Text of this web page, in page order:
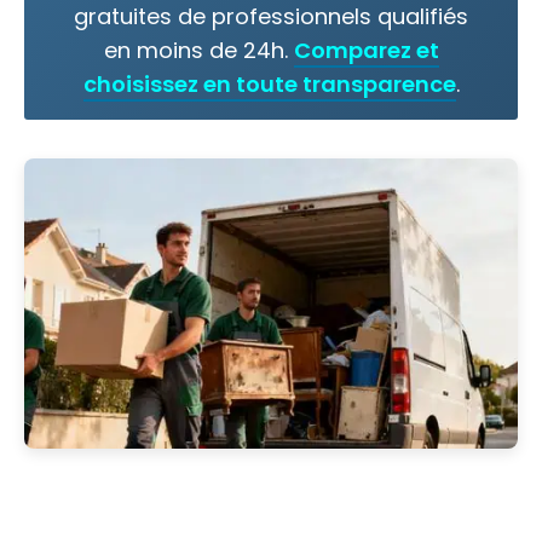
gratuites de professionnels qualifiés
en moins de 24h. Comparez et
choisissez en toute transparence.